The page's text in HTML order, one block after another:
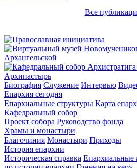
Все
Архипастырь
Биография Служение Интервью
Епархия сегодня
Епархиальные структуры Карта
Кафедральный собор
Проект собора Руководство фонда
Храмы и монастыри
Благочиния Монастыри Приходы
История епархии
Историческая справка Епархиальные